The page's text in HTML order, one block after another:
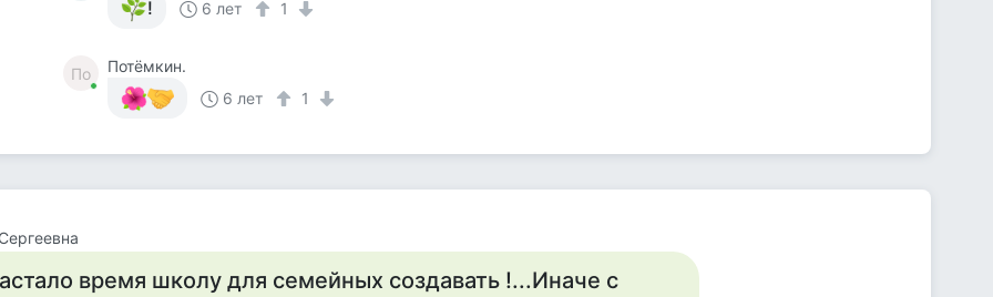
! 6 лет 1
По
Потёмкин.
6 лет
1
время школу для семейных создавать !...Иначе с